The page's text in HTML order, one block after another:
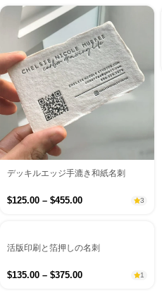
デッキルエッジ手漉き和紙名刺
$125.00 – $455.00 3
活版印刷と箔押しの名刺
$135.00 – $375.00 1